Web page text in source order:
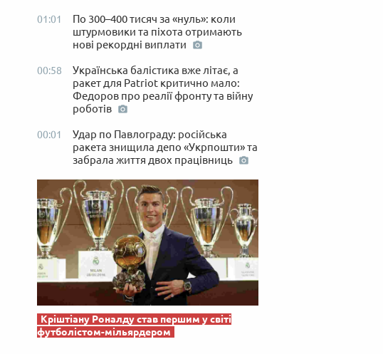
01:01
По 300–400 тисяч за «нуль»: коли
штурмовики та піхота отримають
нові рекордні виплати
00:58
Українська балістика вже літає, а
ракет для Patriot критично мало:
Федоров про реалії фронту та війну
роботів
00:01
Удар по Павлограду: російська
ракета знищила депо «Укрпошти» та
забрала життя двох працівниць
Кріштіану Роналду став першим у світі
футболістом-мільярдером